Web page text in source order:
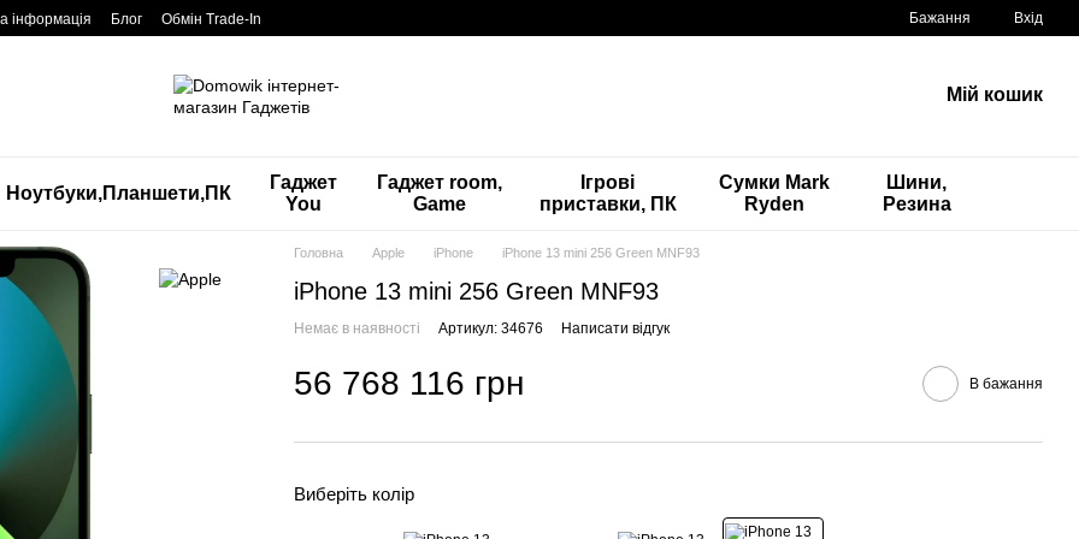
інформація Блог Обмін Trade-In Бажання Вхід
Мій кошик
Ноутбуки,Планшети,ПК
Гаджет
You
Гаджет room,
Game
Ігрові
приставки, ПК
Сумки Mark
Ryden
Шини,
Резина
Головна Apple iPhone iPhone 13 mini 256 Green MNF93
iPhone 13 mini 256 Green MNF93
Немає в наявності Артикул: 34676 Написати відгук
56 768 116 грн В бажання
Виберіть колір